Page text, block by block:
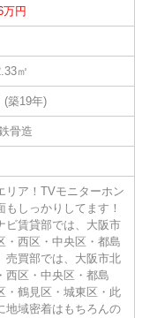
円
㎡
(築19年)
骨造
リア！TVモニターホン
もしっかりしてます！
ビ賃貸部では、大阪市
・西区・中央区・都島
売買部では、大阪市北
西区・中央区・都島
・鶴見区・城東区・此
地域密着はもちろんの